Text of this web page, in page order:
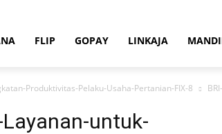
FLIP GOPAY LINKAJA
Produktivitas-Pelaku-Usaha-Pertanian-FIX-8
Layanan-untuk-